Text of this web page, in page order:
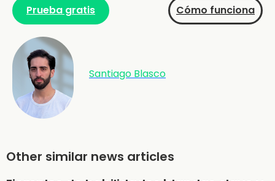
Prueba gratis Cómo funciona
Santiago Blasco
Other similar news articles